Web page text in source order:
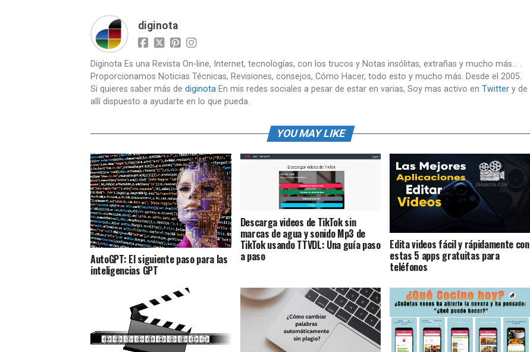
diginota
Diginota Es una Revista On-line, Internet, tecnologías, con los trucos y Notas insólitas, extrañas y mucho más... .
Proporcionamos Noticias Técnicas, Revisiones, consejos, Cómo Hacer, todo esto y mucho más. Desde el 2005.
Si quieres saber más de diginota En mis redes sociales a pesar de estar en varias, Soy mas activo en Twitter y de
allí dispuesto a ayudarte en lo que pueda.
YOU MAY LIKE
AutoGPT: El siguiente paso para las
inteligencias GPT
Descarga videos de TikTok sin
marcas de agua y sonido Mp3 de
TikTok usando TTVDL: Una guía paso
a paso
Edita videos fácil y rápidamente con
estas 5 apps gratuitas para
teléfonos